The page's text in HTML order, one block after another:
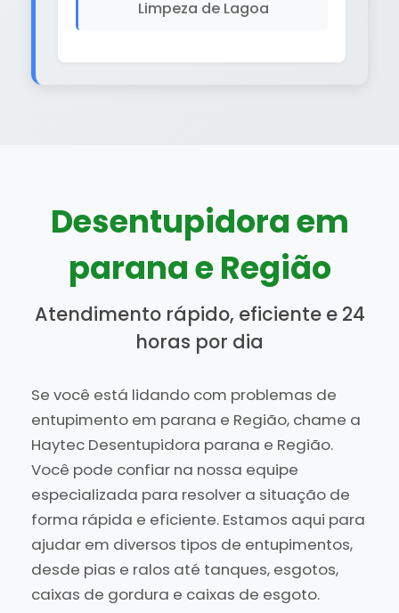
Limpeza de Lagoa
Desentupidora em
parana e Região
Atendimento rápido, eficiente e 24
horas por dia
Se você está lidando com problemas de
entupimento em parana e Região, chame a
Haytec Desentupidora parana e Região.
Você pode confiar na nossa equipe
especializada para resolver a situação de
forma rápida e eficiente. Estamos aqui para
ajudar em diversos tipos de entupimentos,
desde pias e ralos até tanques, esgotos,
caixas de gordura e caixas de esgoto.